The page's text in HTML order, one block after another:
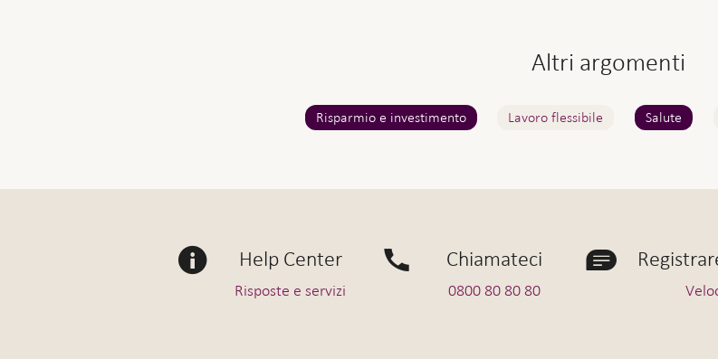
Altri argomenti
Risparmio e investimento Lavoro flessibile Salute
Help Center
Risposte e servizi
Chiamateci
0800 80 80 80